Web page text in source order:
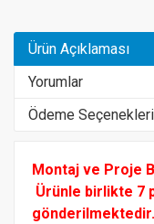
Ürün Açıklaması
Yorumlar
Ödeme Seçenekleri
Montaj ve Proje
Ürünle birlikte 7